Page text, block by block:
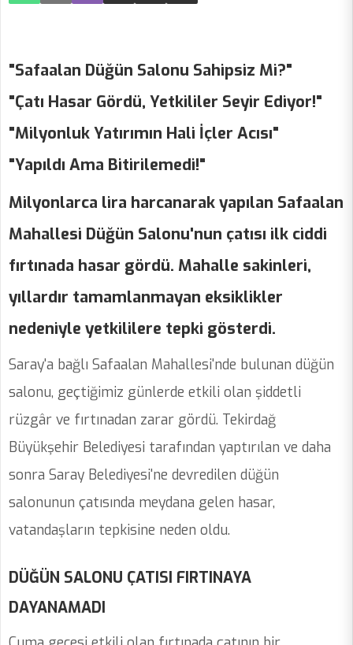
"Safaalan Düğün Salonu Sahipsiz Mi?"
"Çatı Hasar Gördü, Yetkililer Seyir Ediyor!"
"Milyonluk Yatırımın Hali İçler Acısı"
"Yapıldı Ama Bitirilemedi!"
Milyonlarca lira harcanarak yapılan Safaalan
Mahallesi Düğün Salonu'nun çatısı ilk ciddi
fırtınada hasar gördü. Mahalle sakinleri,
yıllardır tamamlanmayan eksiklikler
nedeniyle yetkililere tepki gösterdi.
Saray'a bağlı Safaalan Mahallesi'nde bulunan düğün
salonu, geçtiğimiz günlerde etkili olan şiddetli
rüzgâr ve fırtınadan zarar gördü. Tekirdağ
Büyükşehir Belediyesi tarafından yaptırılan ve daha
sonra Saray Belediyesi'ne devredilen düğün
salonunun çatısında meydana gelen hasar,
vatandaşların tepkisine neden oldu.
DÜĞÜN SALONU ÇATISI FIRTINAYA
DAYANAMADI